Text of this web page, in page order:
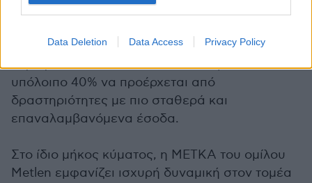
Data Deletion Data Access Privacy Policy
έως το τέλος της δεκαετίας η κατασκευή να
περιοριστεί στο 60% των EBITDA, με το
υπόλοιπο 40% να προέρχεται από
δραστηριότητες με πιο σταθερά και
επαναλαμβανόμενα έσοδα.
Στο ίδιο μήκος κύματος, η ΜΕΤΚΑ του ομίλου
Metlen εμφανίζει ισχυρή δυναμική στον τομέα